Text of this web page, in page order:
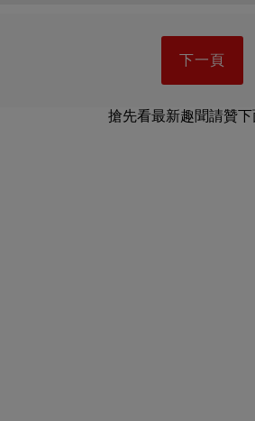
下一頁
搶先看最新趣聞請贊